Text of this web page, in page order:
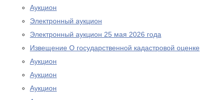
Аукцион
Электронный аукцион
Электронный аукцион 25 мая 2026 года
Извещение О государственной кадастровой оценке
Аукцион
Аукцион
Аукцион